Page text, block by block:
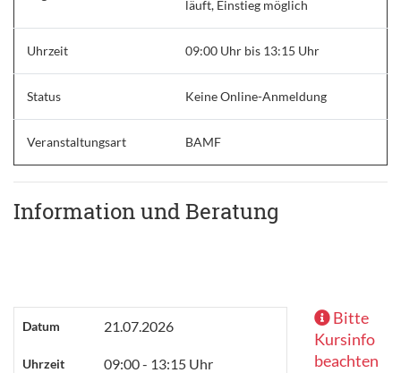
läuft, Einstieg möglich
Uhrzeit 09:00 Uhr bis 13:15 Uhr
Status Keine Online-Anmeldung
Veranstaltungsart BAMF
Information und Beratung
Datum 21.07.2026
Uhrzeit 09:00 - 13:15 Uhr
Bitte
Kursinfo
beachten